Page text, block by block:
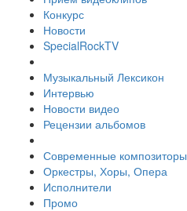
Конкурс
Новости
SpecialRockTV
Музыкальный Лексикон
Интервью
Новости видео
Рецензии альбомов
Современные композиторы
Оркестры, Хоры, Опера
Исполнители
Промо